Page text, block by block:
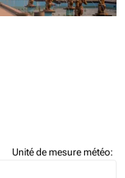
Unité de mesure météo: